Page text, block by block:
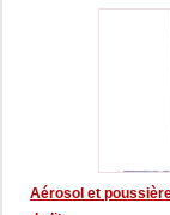
Aérosol et